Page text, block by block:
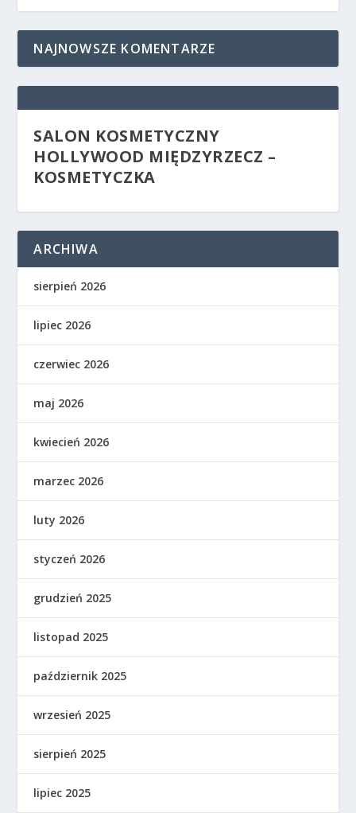
NAJNOWSZE KOMENTARZE
SALON KOSMETYCZNY
HOLLYWOOD MIĘDZYRZECZ –
KOSMETYCZKA
ARCHIWA
sierpień 2026
lipiec 2026
czerwiec 2026
maj 2026
kwiecień 2026
marzec 2026
luty 2026
styczeń 2026
grudzień 2025
listopad 2025
październik 2025
wrzesień 2025
sierpień 2025
lipiec 2025